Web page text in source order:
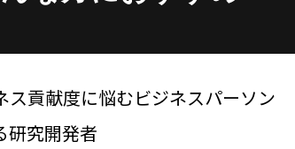
貢献度に悩むビジネスパーソン
研究開発者